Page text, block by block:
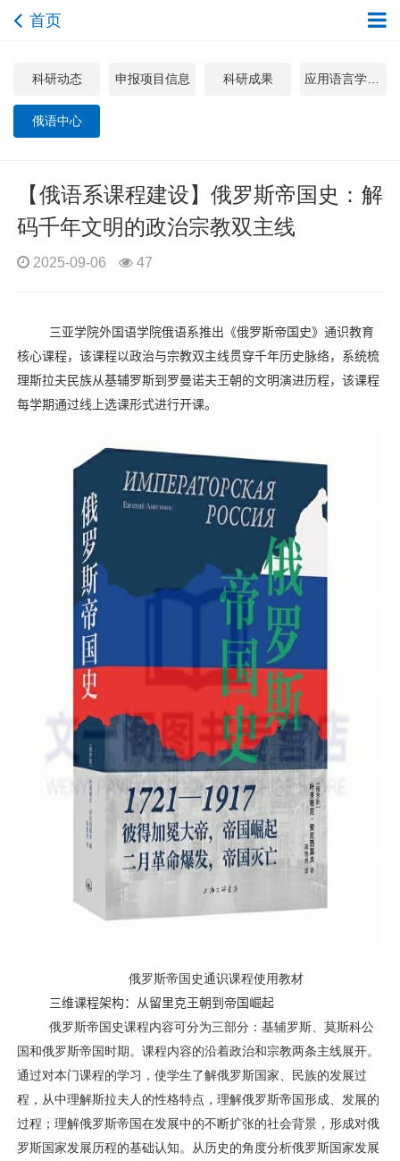
首页
科研动态 申报项目信息 科研成果
俄语中心
【俄语系课程建设】俄罗斯帝国史：解
码千年文明的政治宗教双主线‌
2025-09-06 47
三亚学院外国语学院俄语系推出《俄罗斯帝国史》通识教育
核心课程，该课程以政治与宗教双主线贯穿千年历史脉络，系统梳
理斯拉夫民族从基辅罗斯到罗曼诺夫王朝的文明演进历程，该课程
每学期通过线上选课形式进行开课。
俄罗斯帝国史通识课程使用教材
三维课程架构：从留里克王朝到帝国崛起
俄罗斯帝国史课程内容可分为三部分：基辅罗斯、莫斯科公
国和俄罗斯帝国时期。课程内容的沿着政治和宗教两条主线展开。
通过对本门课程的学习，使学生了解俄罗斯国家、民族的发展过
程，从中理解斯拉夫人的性格特点，理解俄罗斯帝国形成、发展的
过程；理解俄罗斯帝国在发展中的不断扩张的社会背景，形成对俄
罗斯国家发展历程的基础认知。从历史的角度分析俄罗斯国家发展